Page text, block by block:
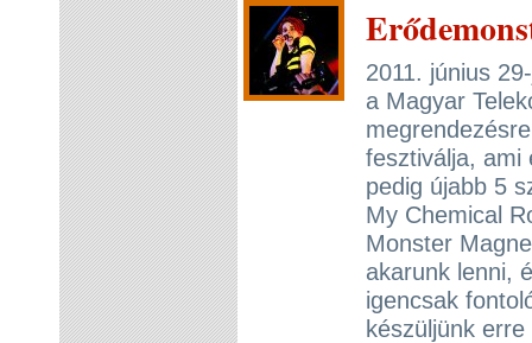
2011. június
a Magyar
fesztiválja, ami
pedig újabb 5
My Chemical
Monster
akarunk lenni,
igencsak
készüljünk